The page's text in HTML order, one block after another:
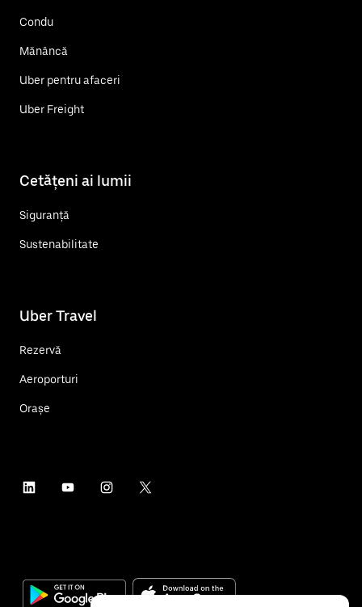
Condu
Mănâncă
Uber pentru afaceri
Uber Freight
Cetățeni ai lumii
Siguranță
Sustenabilitate
Uber Travel
Rezervă
Aeroporturi
Orașe